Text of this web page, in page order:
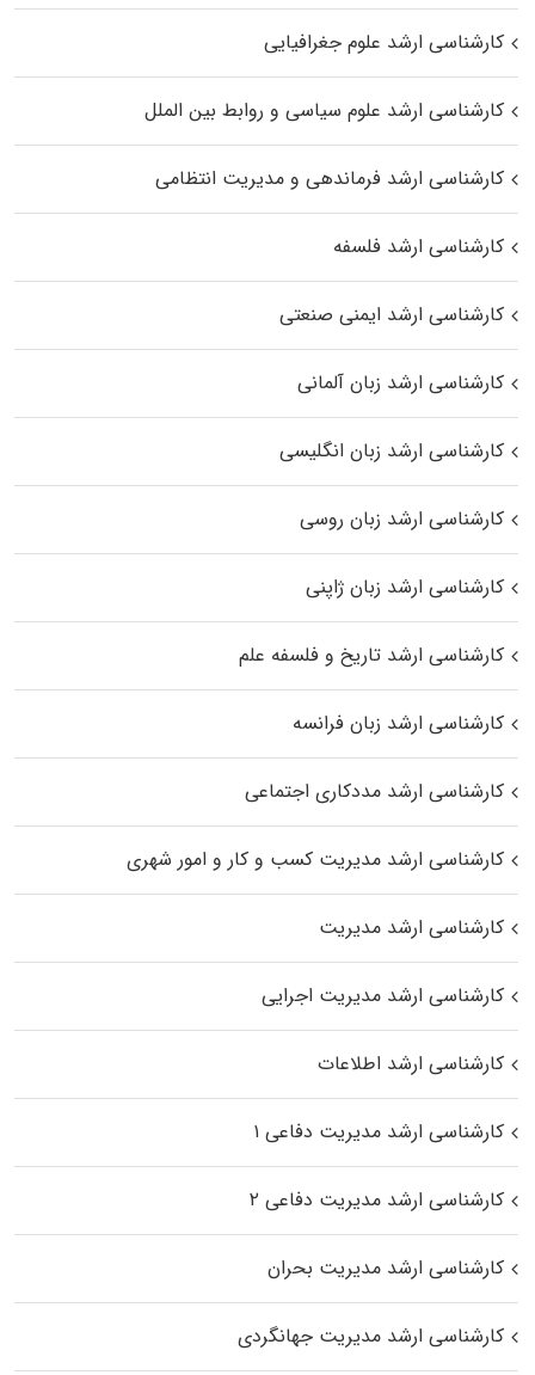
کارشناسی ارشد علوم جغرافیایی
کارشناسی ارشد علوم سیاسی و روابط بین الملل
کارشناسی ارشد فرماندهی و مدیریت انتظامی
کارشناسی ارشد فلسفه
کارشناسی ارشد ایمنی صنعتی
کارشناسی ارشد زبان آلمانی
کارشناسی ارشد زبان انگلیسی
کارشناسی ارشد زبان روسی
کارشناسی ارشد زبان ژاپنی
کارشناسی ارشد تاریخ و فلسفه علم
کارشناسی ارشد زبان فرانسه
کارشناسی ارشد مددکاری اجتماعی
کارشناسی ارشد مدیریت کسب و کار و امور شهری
کارشناسی ارشد مدیریت
کارشناسی ارشد مدیریت اجرایی
کارشناسی ارشد اطلاعات
کارشناسی ارشد مدیریت دفاعی ۱
کارشناسی ارشد مدیریت دفاعی ۲
کارشناسی ارشد مدیریت بحران
کارشناسی ارشد مدیریت جهانگردی